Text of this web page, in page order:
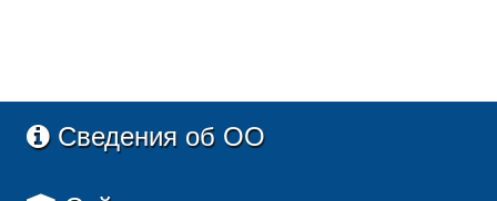
Сведения об ОО